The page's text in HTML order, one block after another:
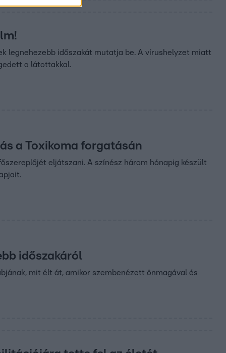
legnehezebb időszakát mutatja be. A vírushelyzet miatt
a látottakkal.
a Toxikoma forgatásán
eljátszani. A színész három hónapig készült
időszakáról
mit élt át, amikor szembenézett önmagával és